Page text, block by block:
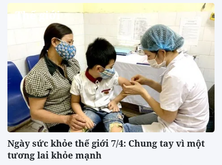
Thế giới
Ngày sức khỏe thế giới 7/4: Chung tay vì một
tương lai khỏe mạnh